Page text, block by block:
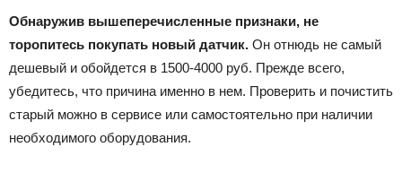
Обнаружив вышеперечисленные признаки, не
торопитесь покупать новый датчик. Он отнюдь не самый
дешевый и обойдется в 1500-4000 руб. Прежде всего,
убедитесь, что причина именно в нем. Проверить и почистить
старый можно в сервисе или самостоятельно при наличии
необходимого оборудования.